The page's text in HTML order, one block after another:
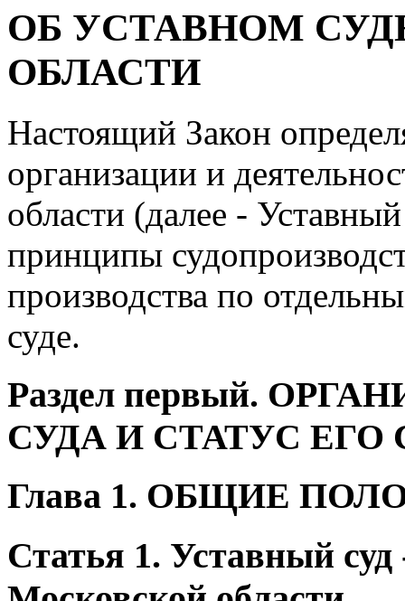
ОБ УСТАВНОМ
ОБЛАСТИ
Настоящий Закон
организации и
области (далее -
принципы
производства по
суде.
Раздел первый.
СУДА И СТАТУС ЕГО
Глава 1. ОБЩИЕ
Статья 1. Уставный суд